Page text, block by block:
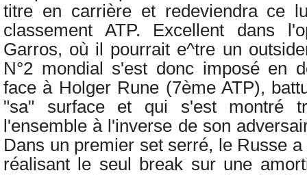
titre en carrière et redeviendra ce
classement ATP. Excellent dans
Garros, où il pourrait e^tre un
N°2 mondial s'est donc imposé en
face à Holger Rune (7ème ATP),
"sa" surface et qui s'est montré
l'ensemble à l'inverse de son
Dans un premier set serré, le Russe
réalisant le seul break sur une